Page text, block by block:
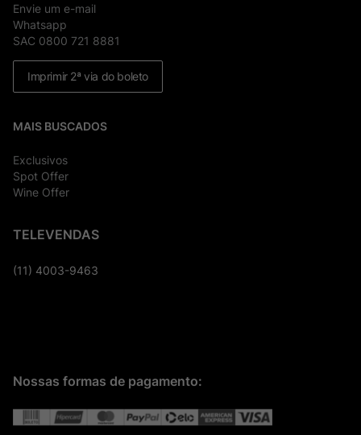
Envie um e-mail
Whatsapp
SAC 0800 721 8881
Imprimir 2ª via do boleto
MAIS BUSCADOS
Exclusivos
Spot Offer
Wine Offer
TELEVENDAS
(11) 4003-9463
Nossas formas de pagamento: